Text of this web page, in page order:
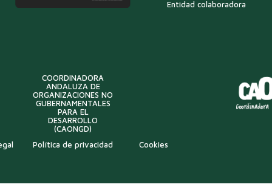
Entidad colaboradora
COORDINADORA
ANDALUZA DE
ORGANIZACIONES NO
GUBERNAMENTALES
PARA EL
DESARROLLO
(CAONGD)
Política de privacidad Cookies